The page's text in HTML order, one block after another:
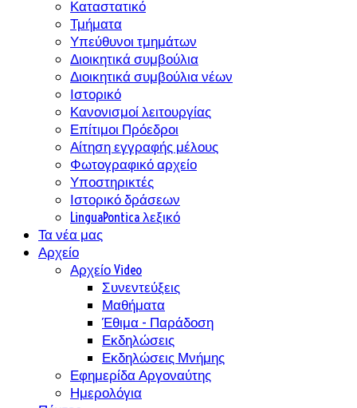
Καταστατικό
Τμήματα
Υπεύθυνοι τμημάτων
Διοικητικά συμβούλια
Διοικητικά συμβούλια νέων
Ιστορικό
Κανονισμοί λειτουργίας
Επίτιμοι Πρόεδροι
Αίτηση εγγραφής μέλους
Φωτογραφικό αρχείο
Υποστηρικτές
Ιστορικό δράσεων
LinguaPontica λεξικό
Τα νέα μας
Αρχείο
Αρχείο Video
Συνεντεύξεις
Μαθήματα
Έθιμα - Παράδοση
Εκδηλώσεις
Εκδηλώσεις Μνήμης
Εφημερίδα Αργοναύτης
Ημερολόγια